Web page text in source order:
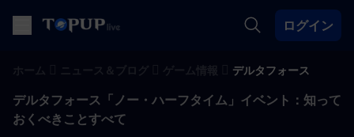
ログイン
デルタフォース
デルタフォース「ノー・ハーフタイム」イベント：知って
おくべきことすべて